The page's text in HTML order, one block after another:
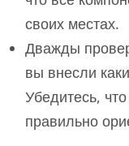
своих местах.
Дважды
вы внесли
Убедитесь,
правильно